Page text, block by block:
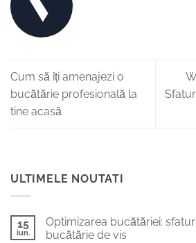
Cum să îți amenajezi o
bucătărie profesională la
tine acasă
ULTIMELE NOUTATI
15
iun.
Optimizarea bucătăriei:
bucătărie de vis